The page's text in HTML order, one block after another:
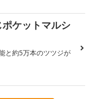
ケットマルシ
と約5万本のツツジが